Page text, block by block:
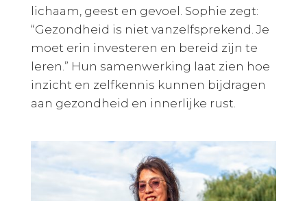
lichaam, geest en gevoel. Sophie zegt:
“Gezondheid is niet vanzelfsprekend. Je
moet erin investeren en bereid zijn te
leren.” Hun samenwerking laat zien hoe
inzicht en zelfkennis kunnen bijdragen
aan gezondheid en innerlijke rust.